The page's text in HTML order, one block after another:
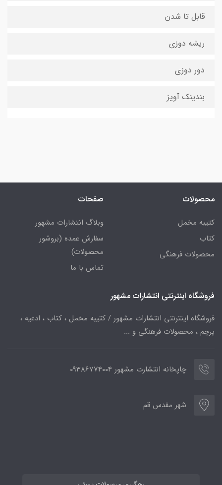
قابل تا شدن
ریشه دوزی
دور دوزی
بندینک آویز
محصولات
کتیبه مخمل
کتاب
محصولات فرهنگی
صفحات
وبلاگ انتشارات مشهور
سفارش عمده (بروشور
محصولات)
تماس با ما
فروشگاه اینترنتی انتشارات مشهور
فروشگاه اینترنتی انتشارات مشهور / کتیبه مخمل ، کتاب ، ادعیه ،
پرچم ، محصولات فرهنگی و ...
چاپخانه انتشارت مشهور 09386774004
شهر مقدس قم